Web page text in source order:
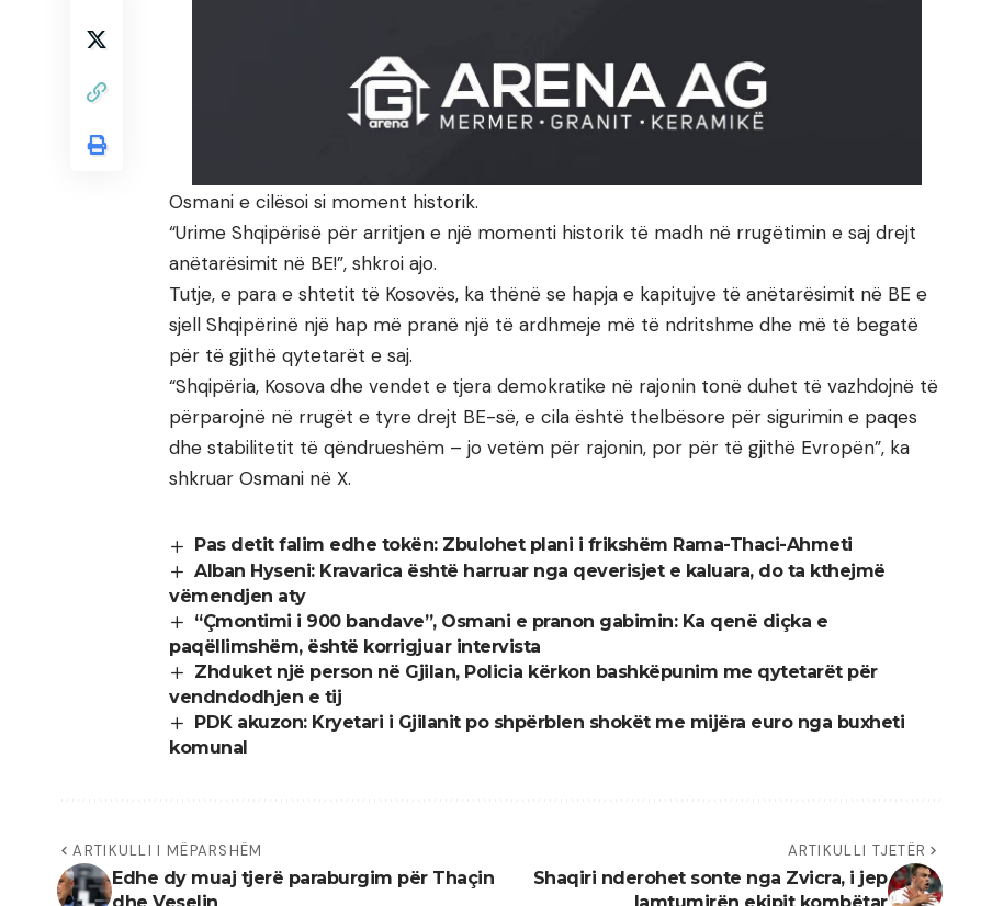
Osmani e cilësoi si moment historik.
“Urime Shqipërisë për arritjen e një momenti historik të madh në rrugëtimin e saj drejt
anëtarësimit në BE!”, shkroi ajo.
Tutje, e para e shtetit të Kosovës, ka thënë se hapja e kapitujve të anëtarësimit në BE e
sjell Shqipërinë një hap më pranë një të ardhmeje më të ndritshme dhe më të begatë
për të gjithë qytetarët e saj.
“Shqipëria, Kosova dhe vendet e tjera demokratike në rajonin tonë duhet të vazhdojnë të
përparojnë në rrugët e tyre drejt BE-së, e cila është thelbësore për sigurimin e paqes
dhe stabilitetit të qëndrueshëm – jo vetëm për rajonin, por për të gjithë Evropën”, ka
shkruar Osmani në X.
Pas detit falim edhe tokën: Zbulohet plani i frikshëm Rama-Thaci-Ahmeti
Alban Hyseni: Kravarica është harruar nga qeverisjet e kaluara, do ta kthejmë
vëmendjen aty
“Çmontimi i 900 bandave”, Osmani e pranon gabimin: Ka qenë diçka e
paqëllimshëm, është korrigjuar intervista
Zhduket një person në Gjilan, Policia kërkon bashkëpunim me qytetarët për
vendndodhjen e tij
PDK akuzon: Kryetari i Gjilanit po shpërblen shokët me mijëra euro nga buxheti
komunal
ARTIKULLI I MËPARSHËM
Edhe dy muaj tjerë paraburgim për Thaçin
ARTIKULLI TJETËR
Shaqiri nderohet sonte nga Zvicra, i jep